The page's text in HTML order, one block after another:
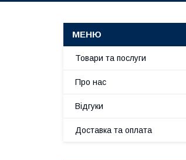
Товари та послуги
Про нас
Відгуки
Доставка та оплата